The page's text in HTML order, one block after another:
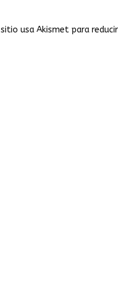
sitio usa Akismet para